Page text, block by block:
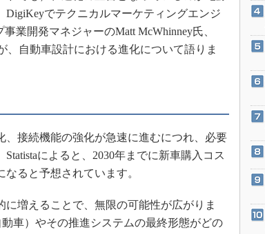
でテクニカルマーケティングエンジ
業開発マネジャーのMatt McWhinney氏、
、自動車設計における進化について語りま
接続機能の強化が急速に進むにつれ、必要
によると、2030年までに新車購入コス
ると予想されています。
増えることで、無限の可能性が広がりま
車）やその推進システムの最終形態がどの